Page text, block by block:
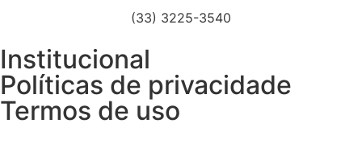
(33) 3225-3540
Institucional
Políticas de privacidade
Termos de uso